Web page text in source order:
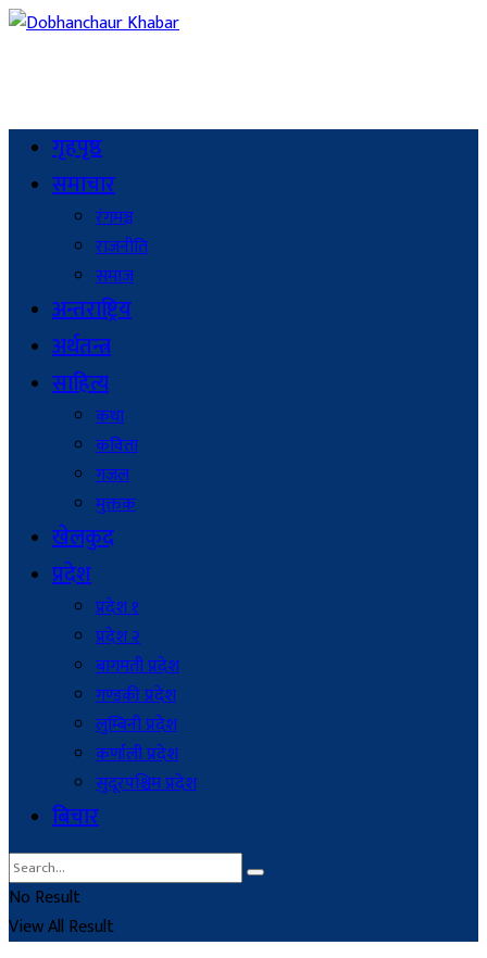
गृहपृष्ठ
समाचार
रंगमञ्च
राजनीति
समाज
अन्तराष्ट्रिय
अर्थतन्त्र
साहित्य
कथा
कविता
गजल
मुक्तक
खेलकुद
प्रदेश
प्रदेश १
प्रदेश २
बागमती प्रदेश
गण्डकी प्रदेश
लुम्बिनी प्रदेश
कर्णाली प्रदेश
सुदूरपश्चिम प्रदेश
बिचार
No Result
View All Result